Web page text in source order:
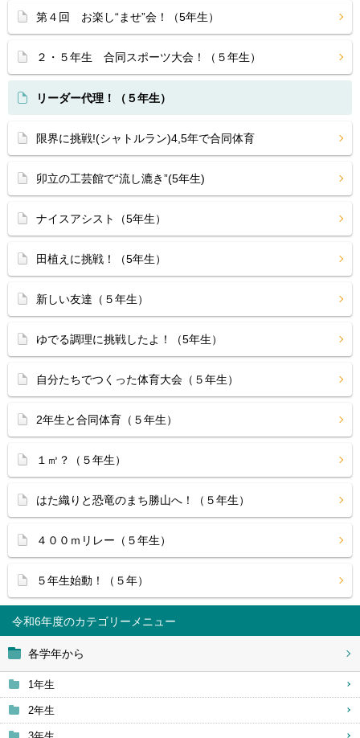
令和6年度
各学年から
1年生
2年生
第４回 お楽し“ませ”会！（5年生）
２・５年生 合同スポーツ大会！（５年生）
リーダー代理！（５年生）
限界に挑戦!(シャトルラン)4,5年で合同体育
卯立の工芸館で“流し漉き”(5年生)
ナイスアシスト（5年生）
田植えに挑戦！（5年生）
新しい友達（５年生）
ゆでる調理に挑戦したよ！（5年生）
自分たちでつくった体育大会（５年生）
2年生と合同体育（５年生）
１㎥？（５年生）
はた織りと恐竜のまち勝山へ！（５年生）
４００ｍリレー（５年生）
５年生始動！（５年）